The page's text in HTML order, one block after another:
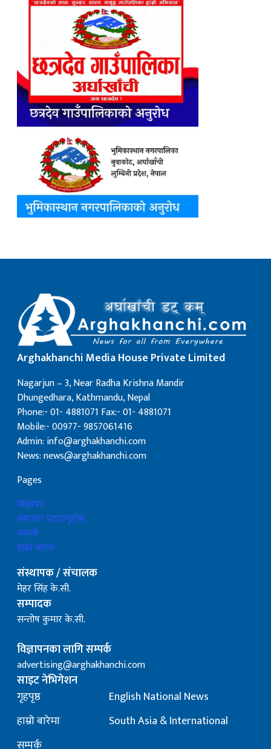
Arghakhanchi Media House Private Limited
Nagarjun – 3, Near Radha Krishna Mandir
Dhungedhara, Kathmandu, Nepal
Phone:- 01- 4881071 Fax:- 01- 4881071
Mobile:- 00977- 9857061416
Admin: info@arghakhanchi.com
News: news@arghakhanchi.com
Pages
बिज्ञापन
समाचार पठाउनुहोस्
सम्पर्क
हाम्रो बारेमा
संस्थापक / संचालक
मेहर सिंह के.सी.
सम्पादक
सन्तोष कुमार के.सी.
विज्ञापनका लागि सम्पर्क
advertising@arghakhanchi.com
साइट नेभिगेशन
गृहपृष्ठ
हाम्रो बारेमा
English National News
South Asia & International